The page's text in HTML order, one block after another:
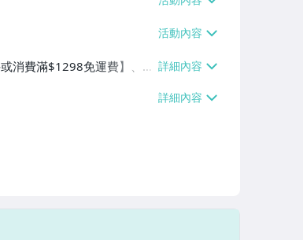
消費滿$1298免運費】、7-
付款【單件運費$60、滿5件
費$120、滿5件或消費滿